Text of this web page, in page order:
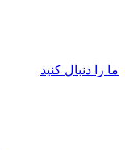
ما را دنبال کنید